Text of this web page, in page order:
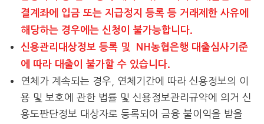
결계좌에 입금 또는 지급정지 등록 등 거래제한 사유에
해당하는 경우에는 신청이 불가능합니다.
신용관리대상정보 등록 및 NH농협은행 대출심사기준
에 따라 대출이 불가할 수 있습니다.
연체가 계속되는 경우, 연체기간에 따라 신용정보의 이
용 및 보호에 관한 법률 및 신용정보관리규약에 의거 신
용도판단정보 대상자로 등록되어 금융 불이익을 받을